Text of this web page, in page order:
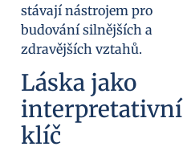
stávají nástrojem pro
budování silnějších a
zdravějších vztahů.
Láska jako
interpretativní
klíč